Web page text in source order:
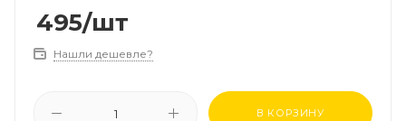
495/шт
Нашли дешевле?
В КОРЗИНУ